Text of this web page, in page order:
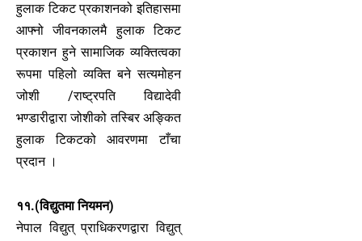
हुलाक टिकट प्रकाशनको इतिहासमा
आफ्नो जीवनकालमै हुलाक टिकट
प्रकाशन हुने सामाजिक व्यक्तित्वका
रूपमा पहिलो व्यक्ति बने सत्यमोहन
जोशी /राष्ट्रपति विद्यादेवी
भण्डारीद्वारा जोशीको तस्बिर अङ्कित
हुलाक टिकटको आवरणमा टाँचा
प्रदान ।
११.(विद्युतमा नियमन)
नेपाल विद्युत् प्राधिकरणद्वारा विद्युत्